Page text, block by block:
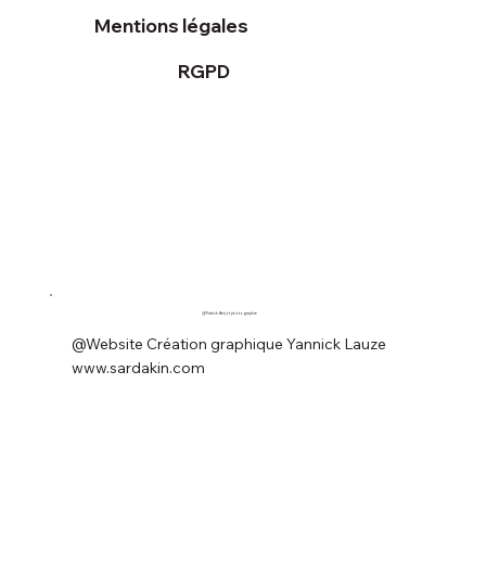
@Patrick Berjot photographie
@Website Création graphique Yannick Lauze
www.sardakin.com
Mentions légales
RGPD